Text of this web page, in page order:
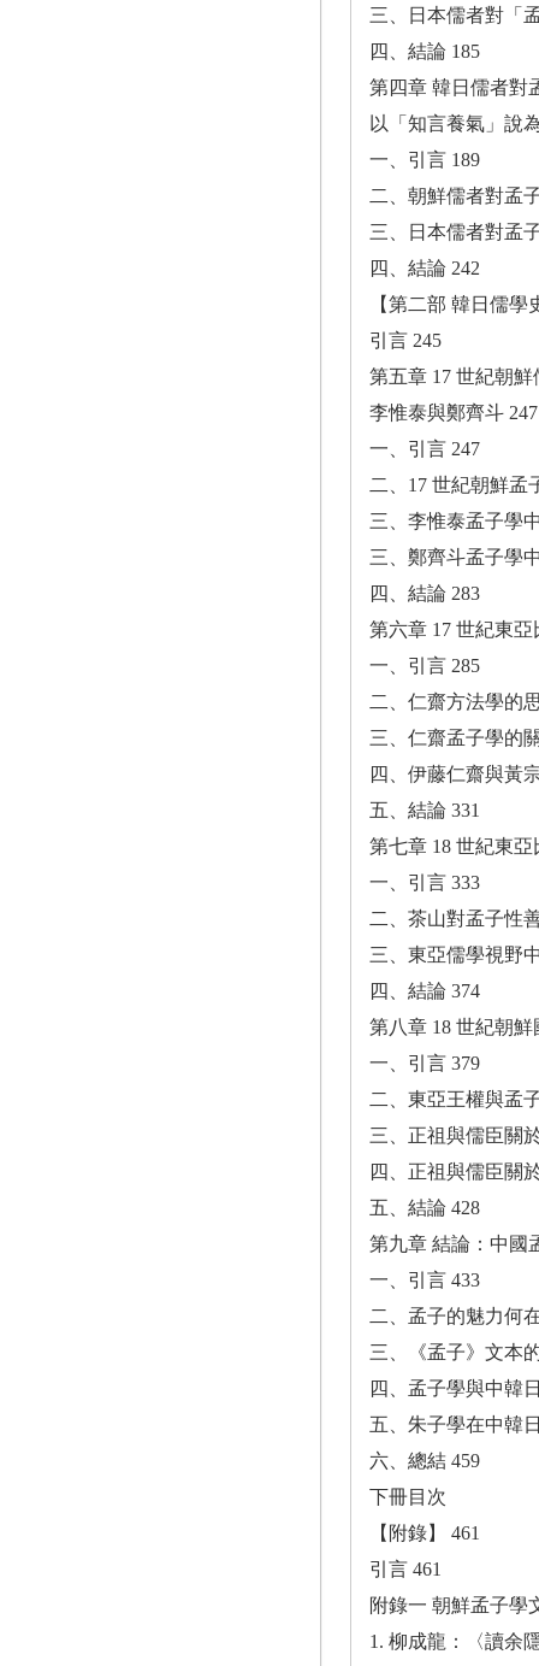
三、日本儒者對「
四、結論 185
第四章 韓日儒者對
以「知言養氣」說
一、引言 189
二、朝鮮儒者對孟
三、日本儒者對孟
四、結論 242
【第二部 韓日儒學
引言 245
第五章 17 世紀朝
李惟泰與鄭齊斗 247
一、引言 247
二、17 世紀朝鮮孟
三、李惟泰孟子學
三、鄭齊斗孟子學
四、結論 283
第六章 17 世紀東
一、引言 285
二、仁齋方法學的
三、仁齋孟子學的
四、伊藤仁齋與黃
五、結論 331
第七章 18 世紀東
一、引言 333
二、茶山對孟子性
三、東亞儒學視野
四、結論 374
第八章 18 世紀朝
一、引言 379
二、東亞王權與孟
三、正祖與儒臣關
四、正祖與儒臣關
五、結論 428
第九章 結論：中國
一、引言 433
二、孟子的魅力何
三、《孟子》文本
四、孟子學與中韓
五、朱子學在中韓
六、總結 459
下冊目次
【附錄】 461
引言 461
附錄一 朝鮮孟子學
1. 柳成龍：〈讀余